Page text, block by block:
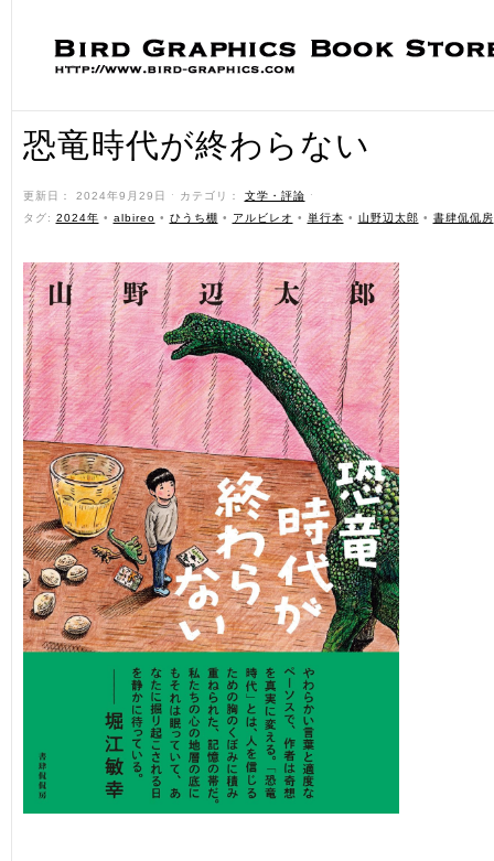
恐竜時代が終わらない
更新日： 2024年9月29日 ˑ カテゴリ： 文学・評論 ˑ
タグ: 2024年 • albireo • ひうち棚 • アルビレオ • 単行本 • 山野辺太郎 • 書肆侃侃房